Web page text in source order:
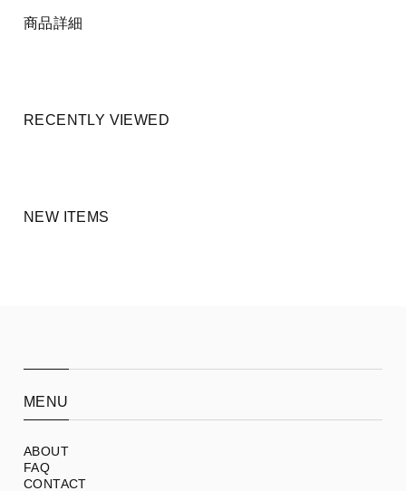
商品詳細
RECENTLY VIEWED
NEW ITEMS
MENU
ABOUT
FAQ
CONTACT